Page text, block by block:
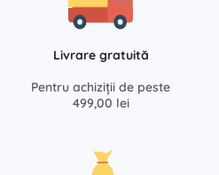
Livrare gratuită
Pentru achiziții de peste
499,00 lei